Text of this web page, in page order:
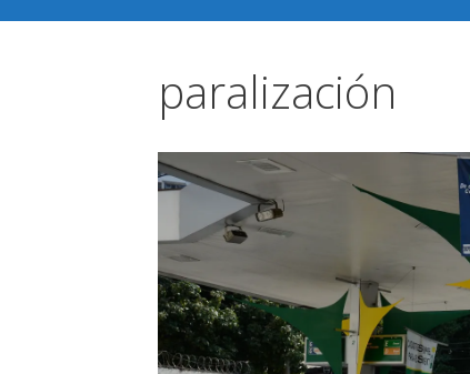
paralización